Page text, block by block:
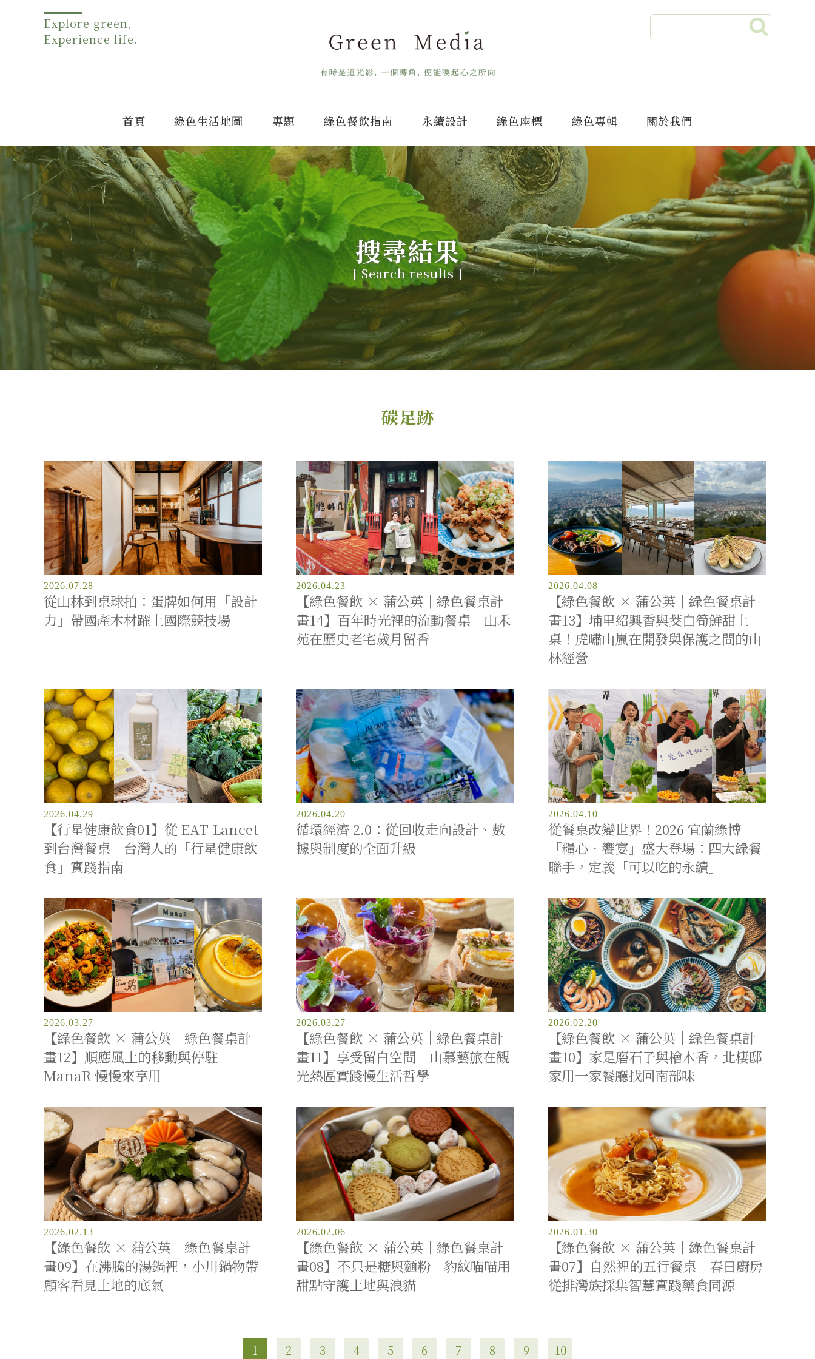
Explore green,
Experience life.
首頁 綠色生活地圖 專題 綠色餐飲指南 永續設計 綠色座標 綠色專輯 關於我們
搜尋結果
[ Search results]
碳足跡
2026.07.28
從山林到桌球拍：蛋牌如何用「設計
力」帶國產木材躍上國際競技場
2026.04.23
【綠色餐飲 × 蒲公英｜綠色餐桌計
畫14】百年時光裡的流動餐桌 山禾
苑在歷史老宅歲月留香
2026.04.08
【綠色餐飲 × 蒲公英｜綠色餐桌計
畫13】埔里紹興香與茭白筍鮮甜上
桌！虎嘯山嵐在開發與保護之間的山
林經營
2026.04.29
【行星健康飲食01】從 EAT-Lancet
到台灣餐桌 台灣人的「行星健康飲
食」實踐指南
2026.04.20
循環經濟 2.0：從回收走向設計、數
據與制度的全面升級
2026.04.10
從餐桌改變世界！2026 宜蘭綠博
「糧心．饗宴」盛大登場：四大綠餐
聯手，定義「可以吃的永續」
2026.03.27
【綠色餐飲 × 蒲公英｜綠色餐桌計
畫12】順應風土的移動與停駐
ManaR 慢慢來享用
2026.03.27
【綠色餐飲 × 蒲公英｜綠色餐桌計
畫11】享受留白空間 山慕藝旅在觀
光熱區實踐慢生活哲學
2026.02.20
【綠色餐飲 × 蒲公英｜綠色餐桌計
畫10】家是磨石子與檜木香，北棲邸
家用一家餐廳找回南部味
2026.02.13
【綠色餐飲 × 蒲公英｜綠色餐桌計
畫09】在沸騰的湯鍋裡，小川鍋物帶
顧客看見土地的底氣
2026.02.06
【綠色餐飲 × 蒲公英｜綠色餐桌計
畫08】不只是糖與麵粉 豹紋喵喵用
甜點守護土地與浪貓
2026.01.30
【綠色餐飲 × 蒲公英｜綠色餐桌計
畫07】自然裡的五行餐桌 春日廚房
從排灣族採集智慧實踐藥食同源
1 2 3 4 5 6 7 8 9 10